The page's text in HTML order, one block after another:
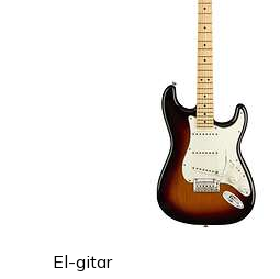
El-gitar